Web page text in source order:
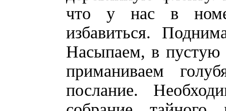
что у нас в
избавиться.
Насыпаем, в
приманиваем
послание.